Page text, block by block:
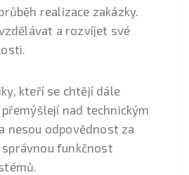
realizace zakázky.
a rozvíjet své
kteří se chtějí dále
nad technickým
nesou odpovědnost za
funkčnost